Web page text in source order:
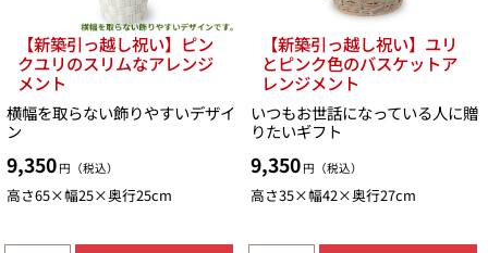
【新築引っ越し祝い】ピン
クユリのスリムなアレンジ
メント
横幅を取らない飾りやすいデザイ
ン
9,350 円（税込）
高さ65×幅25×奥行25cm
【新築引っ越し祝い】ユリ
とピンク色のバスケットア
レンジメント
いつもお世話になっている人に贈
りたいギフト
9,350 円（税込）
高さ35×幅42×奥行27cm